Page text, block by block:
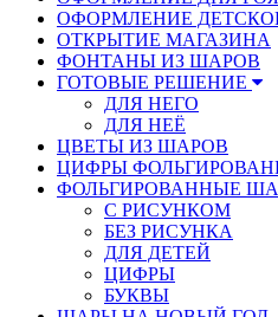
ОФОРМЛЕНИЕ
ОТКРЫТИЕ МАГАЗИНА
ФОНТАНЫ ИЗ ШАРОВ
ГОТОВЫЕ РЕШЕНИЕ
ДЛЯ НЕГО
ДЛЯ НЕЁ
ЦВЕТЫ ИЗ ШАРОВ
ЦИФРЫ
ФОЛЬГИРОВАННЫЕ
С РИСУНКОМ
БЕЗ РИСУНКА
ДЛЯ ДЕТЕЙ
ЦИФРЫ
БУКВЫ